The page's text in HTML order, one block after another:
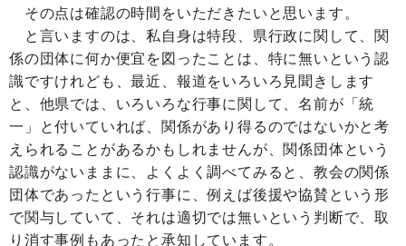
その点は確認の時間をいただきたいと思います。
と言いますのは、私自身は特段、県行政に関して、関
係の団体に何か便宜を図ったことは、特に無いという認
識ですけれども、最近、報道をいろいろ見聞きします
と、他県では、いろいろな行事に関して、名前が「統
一」と付いていれば、関係があり得るのではないかと考
えられることがあるかもしれませんが、関係団体という
認識がないままに、よくよく調べてみると、教会の関係
団体であったという行事に、例えば後援や協賛という形
で関与していて、それは適切では無いという判断で、取
り消す事例もあったと承知しています。